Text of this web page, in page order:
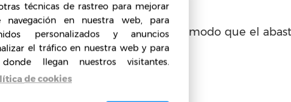
de camping. De modo que el
Iniciar un Camping.
técnicas de rastreo para mejorar
navegación en nuestra web, para
personalizados y anuncios
el tráfico en nuestra web y para
llegan nuestros visitantes.
de cookies